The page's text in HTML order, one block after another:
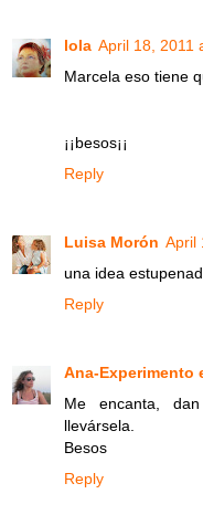
lola April 18, 2011
Marcela eso tiene
¡¡besos¡¡
Reply
Luisa Morón April
una idea
Reply
Ana-Experimento
Me encanta,
llevársela.
Besos
Reply